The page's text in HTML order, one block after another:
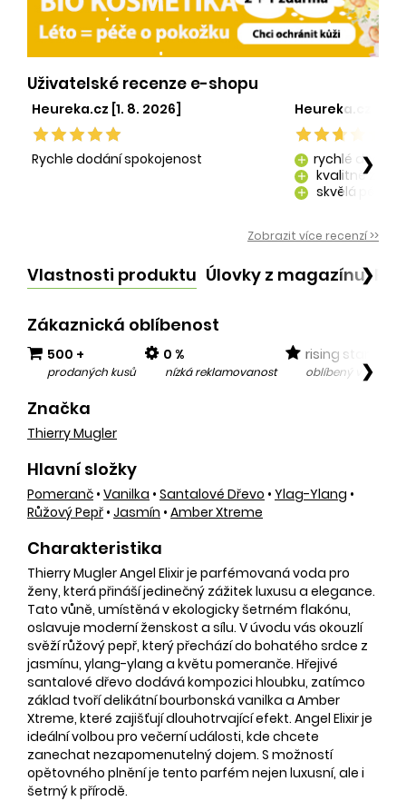
Uživatelské recenze e-shopu
Heureka.cz [1. 8. 2026]
Rychle dodání spokojenost
Heureka.cz [29.
add rychlé dodání
add kvalitně
add skvělá péče o
❯
Zobrazit více recenzí >>
Vlastnosti produktu Úlovky z magazínu❯
Zákaznická oblíbenost
500 +
prodaných kusů
0 %
nízká reklamovanost
rising star
oblíbený v❯
Značka
Thierry Mugler
Hlavní složky
Pomeranč • Vanilka • Santalové Dřevo • Ylag-Ylang •
Růžový Pepř • Jasmín • Amber Xtreme
Charakteristika
Thierry Mugler Angel Elixir je parfémovaná voda pro
ženy, která přináší jedinečný zážitek luxusu a elegance.
Tato vůně, umístěná v ekologicky šetrném flakónu,
oslavuje moderní ženskost a sílu. V úvodu vás okouzlí
svěží růžový pepř, který přechází do bohatého srdce z
jasmínu, ylang-ylang a květu pomeranče. Hřejivé
santalové dřevo dodává kompozici hloubku, zatímco
základ tvoří delikátní bourbonská vanilka a Amber
Xtreme, které zajišťují dlouhotrvající efekt. Angel Elixir je
ideální volbou pro večerní události, kde chcete
zanechat nezapomenutelný dojem. S možností
opětovného plnění je tento parfém nejen luxusní, ale i
šetrný k přírodě.